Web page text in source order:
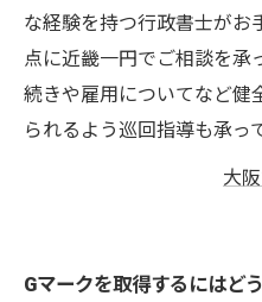
な経験を持つ行政書士がお
点に近畿一円でご相談を承
続きや雇用についてなど健
られるよう巡回指導も承っ
大
Gマークを取得するにはど